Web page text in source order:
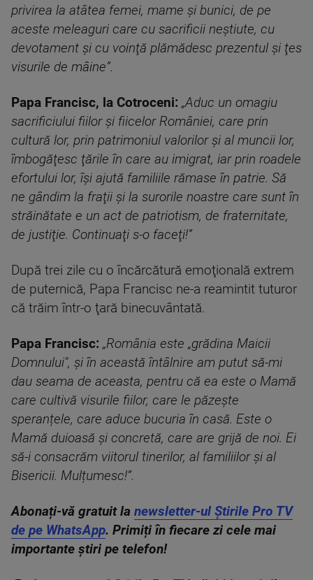
privirea la atâtea femei, mame şi bunici, de pe
aceste meleaguri care cu sacrificii neştiute, cu
devotament şi cu voinţă plămădesc prezentul şi ţes
visurile de mâine”.
Papa Francisc, la Cotroceni: „Aduc un omagiu
sacrificiului fiilor şi fiicelor României, care prin
cultură lor, prin patrimoniul valorilor şi al muncii lor,
îmbogăţesc ţările în care au imigrat, iar prin roadele
efortului lor, îşi ajută familiile rămase în patrie. Să
ne gândim la fraţii şi la surorile noastre care sunt în
străinătate e un act de patriotism, de fraternitate,
de justiţie. Continuaţi s-o faceţi!”
După trei zile cu o încărcătură emoţională extrem
de puternică, Papa Francisc ne-a reamintit tuturor
că trăim într-o ţară binecuvântată.
Papa Francisc: „România este „grădina Maicii
Domnului", și în această întâlnire am putut să-mi
dau seama de aceasta, pentru că ea este o Mamă
care cultivă visurile fiilor, care le păzește
speranțele, care aduce bucuria în casă. Este o
Mamă duioasă și concretă, care are grijă de noi. Ei
să-i consacrăm viitorul tinerilor, al familiilor și al
Bisericii. Mulțumesc!”.
Abonați-vă gratuit la newsletter-ul Știrile Pro TV
de pe WhatsApp. Primiți în fiecare zi cele mai
importante știri pe telefon!